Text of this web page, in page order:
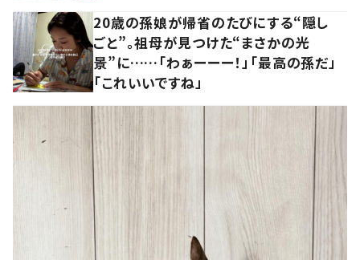
20歳の孫娘が帰省のたびにする“隠し
ごと”。祖母が見つけた“まさかの光
景”に……「わぁーーー！」「最高の孫だ」
「これいいですね」